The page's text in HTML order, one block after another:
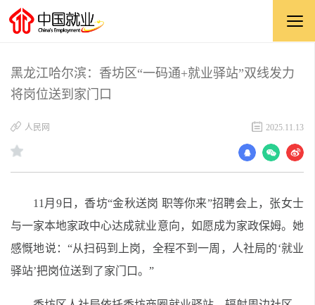
黑龙江哈尔滨：香坊区“一码通+就业驿站”双线发力
将岗位送到家门口
​人民网 2025.11.13
11月9日，香坊“金秋送岗 职等你来”招聘会上，张女士
与一家本地家政中心达成就业意向，如愿成为家政保姆。她
感慨地说：“从扫码到上岗，全程不到一周，人社局的‘就业
驿站’把岗位送到了家门口。”